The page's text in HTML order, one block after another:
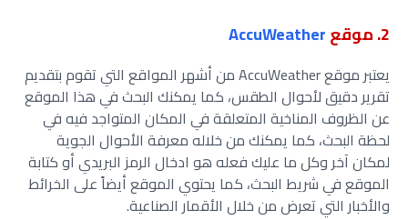
2. موقع AccuWeather
يعتبر موقع AccuWeather من أشهر المواقع التي تقوم بتقديم
تقرير دقيق لأحوال الطقس، كما يمكنك البحث في هذا الموقع
عن الظروف المناخية المتعلقة في المكان المتواجد فيه في
لحظة البحث، كما يمكنك من خلاله معرفة الأحوال الجوية
لمكان آخر وكل ما عليك فعله هو ادخال الرمز البريدي أو كتابة
الموقع في شريط البحث، كما يحتوي الموقع أيضاً على الخرائط
والأخبار التي تعرض من خلال الأقمار الصناعية.